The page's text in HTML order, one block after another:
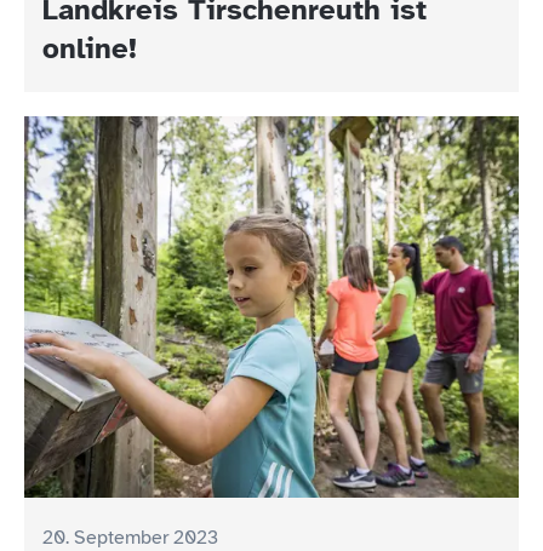
Landkreis Tirschenreuth ist
online!
20. September 2023